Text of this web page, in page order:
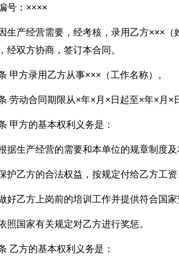
号：××××
生产经营需要，经考核，录用乙方×××
经双方协商，签订本合同。
甲方录用乙方从事×××（工作名称）。
劳动合同期限从×年×月×日起至×年×月×
甲方的基本权利义务是：
据生产经营的需要和本单位的规章制度
护乙方的合法权益，按规定付给乙方工
好乙方上岗前的培训工作并提供符合国
照国家有关规定对乙方进行奖惩。
乙方的基本权利义务是：